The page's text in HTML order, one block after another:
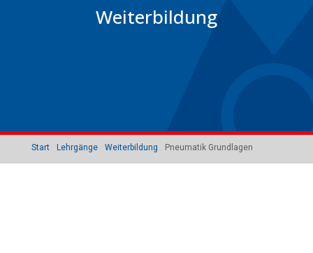
Weiterbildung
Start Lehrgänge Weiterbildung Pneumatik Grundlagen